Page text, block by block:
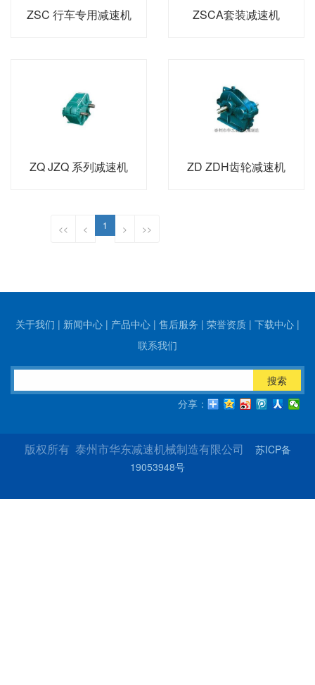
ZSC 行车专用减速机 ZSCA套装减速机
ZQ JZQ 系列减速机 ZD ZDH齿轮减速机
<< < 1 > >>
关于我们 | 新闻中心 | 产品中心 | 售后服务 | 荣誉资质 | 下载中心 |
联系我们
搜索
分享：
版权所有 泰州市华东减速机械制造有限公司 苏ICP备
19053948号